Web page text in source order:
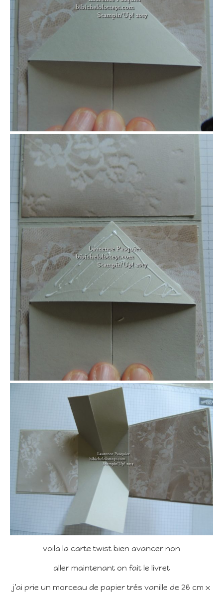
voila la carte twist bien avancer non
aller maintenant on fait le livret
j’ai prie un morceau de papier trés vanille de 26 cm x